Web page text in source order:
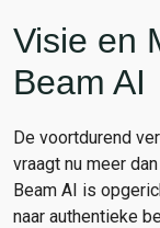
Visie en
Beam AI
De voortdurend
vraagt nu meer
Beam AI is
naar authentieke